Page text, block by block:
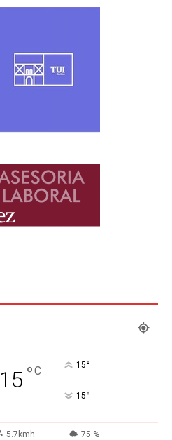
15 °C 15°
15°
5.7kmh 75 %